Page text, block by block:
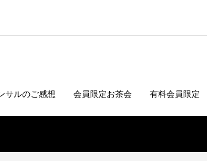
サルのご感想 会員限定お茶会 有料会員限定